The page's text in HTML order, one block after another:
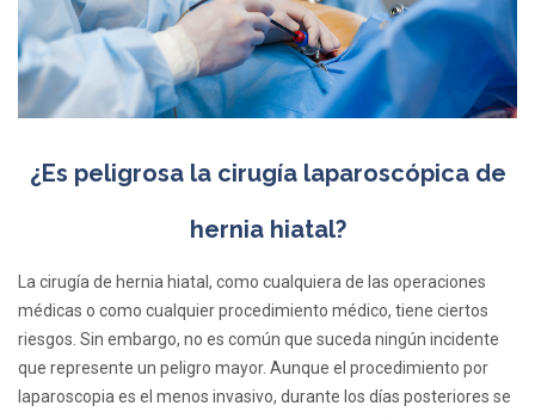
¿Es peligrosa la cirugía laparoscópica de
hernia hiatal?
La cirugía de hernia hiatal, como cualquiera de las operaciones
médicas o como cualquier procedimiento médico, tiene ciertos
riesgos. Sin embargo, no es común que suceda ningún incidente
que represente un peligro mayor. Aunque el procedimiento por
laparoscopia es el menos invasivo, durante los días posteriores se